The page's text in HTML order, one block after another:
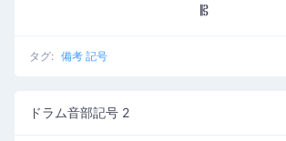
𝄡
タグ: 備考 記号
ドラム音部記号 2